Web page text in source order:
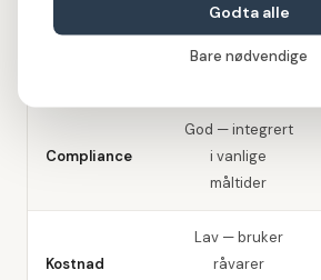
Kan tilpasses
den enkeltes
Compliance
God — integrert
i vanlige
måltider
Kostnad
Lav — bruker
råvarer
Godta alle
Bare nødvendige